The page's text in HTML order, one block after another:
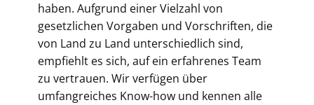
haben. Aufgrund einer Vielzahl von
gesetzlichen Vorgaben und Vorschriften, die
von Land zu Land unterschiedlich sind,
empfiehlt es sich, auf ein erfahrenes Team
zu vertrauen. Wir verfügen über
umfangreiches Know-how und kennen alle